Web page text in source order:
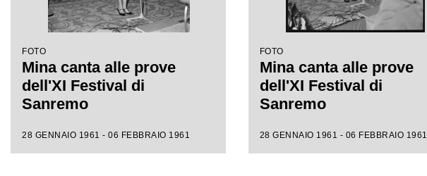
FOTO
Mina canta alle prove
dell'XI Festival di
Sanremo
28 GENNAIO 1961 - 06 FEBBRAIO 1961
FOTO
Mina canta alle prove
dell'XI Festival di
Sanremo
28 GENNAIO 1961 - 06 FEBBRAIO 1961